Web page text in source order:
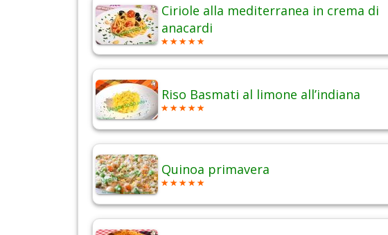
Ciriole alla mediterranea in crema di
anacardi
Riso Basmati al limone all’indiana
Quinoa primavera